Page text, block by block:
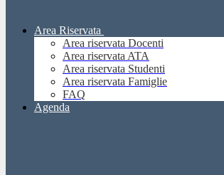
Area Riservata
Area riservata Docenti
Area riservata ATA
Area riservata Studenti
Area riservata Famiglie
FAQ
Agenda